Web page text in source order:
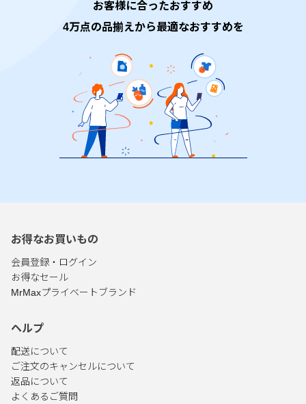
お客様に合ったおすすめ
4万点の品揃えから最適なおすすめを
お得なお買いもの
会員登録・ログイン
お得なセール
MrMaxプライベートブランド
ヘルプ
配送について
ご注文のキャンセルについて
返品について
よくあるご質問